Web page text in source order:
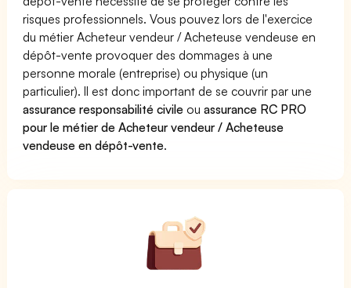
risques professionnels. Vous pouvez lors de l'exercice
du métier Acheteur vendeur / Acheteuse vendeuse en
dépôt-vente provoquer des dommages à une
personne morale (entreprise) ou physique (un
particulier). Il est donc important de se couvrir par une
assurance responsabilité civile ouassurance RC PRO
pour le métier de Acheteur vendeur / Acheteuse
vendeuse en dépôt-vente.